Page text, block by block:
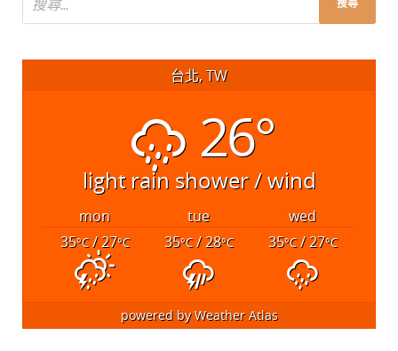
台北, TW
26°
light rain shower / wind
mon tue
wed
35°C/ 27°C 35°C/ 28°C 35°C/ 27°C
powered byWeather Atlas